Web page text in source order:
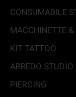
CONSUMABILE
MACCHINETTE
KIT TATTOO
ARREDO STUDIO
PIERCING